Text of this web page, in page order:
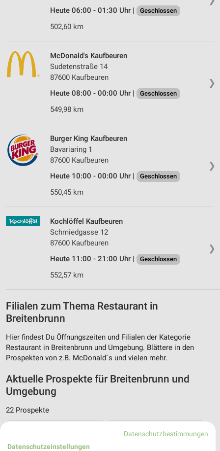
Heute 06:00 - 01:30 Uhr | Geschlossen
502,60 km
❯
McDonald's Kaufbeuren
Sudetenstraße 14
87600 Kaufbeuren
Heute 08:00 - 00:00 Uhr |
Geschlossen
549,98 km
❯
Burger King Kaufbeuren
Bavariaring 1
87600 Kaufbeuren
Heute 10:00 - 00:00 Uhr |
Geschlossen
550,45 km
❯
Kochlöffel Kaufbeuren
Schmiedgasse 12
87600 Kaufbeuren
Heute 11:00 - 21:00 Uhr |
Geschlossen
552,57 km
Filialen zum Thema Restaurant in
Breitenbrunn
Hier findest Du Öffnungszeiten und Filialen der Kategorie
Restaurant in Breitenbrunn und Umgebung. Blättere in den
Prospekten von z.B. McDonald´s und vielen mehr.
Aktuelle Prospekte für Breitenbrunn und
Umgebung
22 Prospekte
PENNY
Datenschutzbestimmungen
Datenschutzeinstellungen